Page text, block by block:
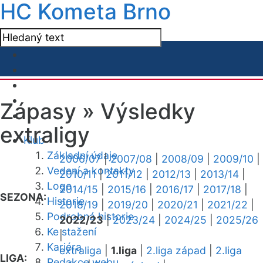
HC Kometa Brno
Klub
Základní údaje
Vedení a kontakty
Logo
Historie
Podrobná historie
Ke stažení
Kariéra
Zápasy » Výsledky
extraligy
SEZONA:
2006/07|2007/08 2008/09 2009/10
2010/11|2011/12 2012/13 2013/14
2014/15
2015/16 2016/17 2017/18
2018/19
2019/20 2020/21 2021/22
2022/23|2023/24 2024/25
2025/26
|
LIGA:
extraliga 1.liga 2.liga západ
2.liga